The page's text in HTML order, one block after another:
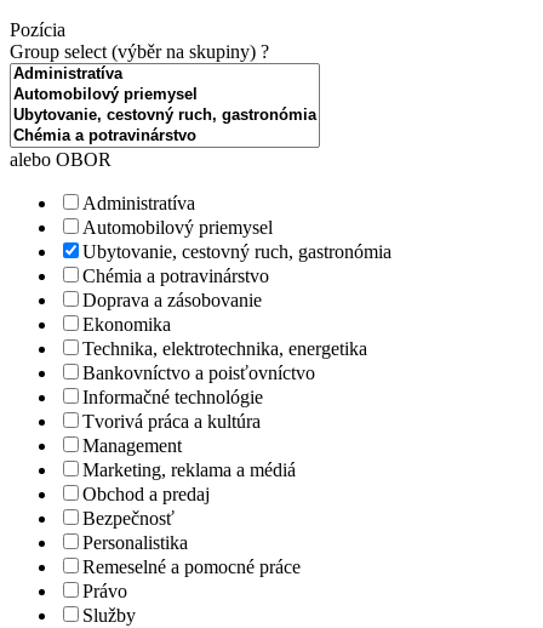
Pozícia
Group select (výběr na skupiny) ?
alebo OBOR
Administratíva
Automobilový priemysel
Ubytovanie, cestovný ruch, gastronómia
Chémia a potravinárstvo
Doprava a zásobovanie
Ekonomika
Technika, elektrotechnika, energetika
Bankovníctvo a poisťovníctvo
Informačné technológie
Tvorivá práca a kultúra
Management
Marketing, reklama a médiá
Obchod a predaj
Bezpečnosť
Personalistika
Remeselné a pomocné práce
Právo
Služby